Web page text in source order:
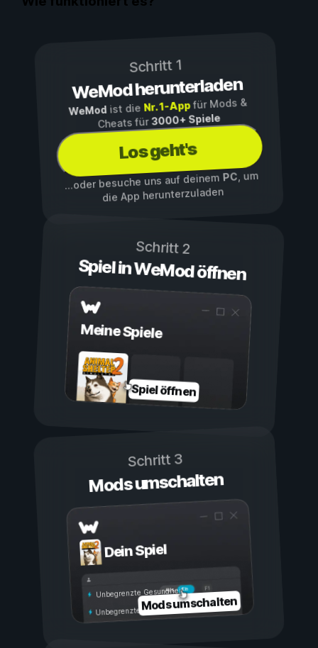
Schritt 1
WeMod herunterladen
WeMod ist die Nr. 1-Appfür Mods &
Cheats für3000+ Spiele
Los geht's
...oder besuche uns auf deinemPC, um
die App herunterzuladen
Schritt 2
Spiel in WeMod öffnen
Meine Spiele
Spiel öffnen
Schritt 3
Mods umschalten
Dein Spiel
Ein
Aus
Unbegrenzte Gesundheit
Unbegrenzte AusdauerMods umschalten